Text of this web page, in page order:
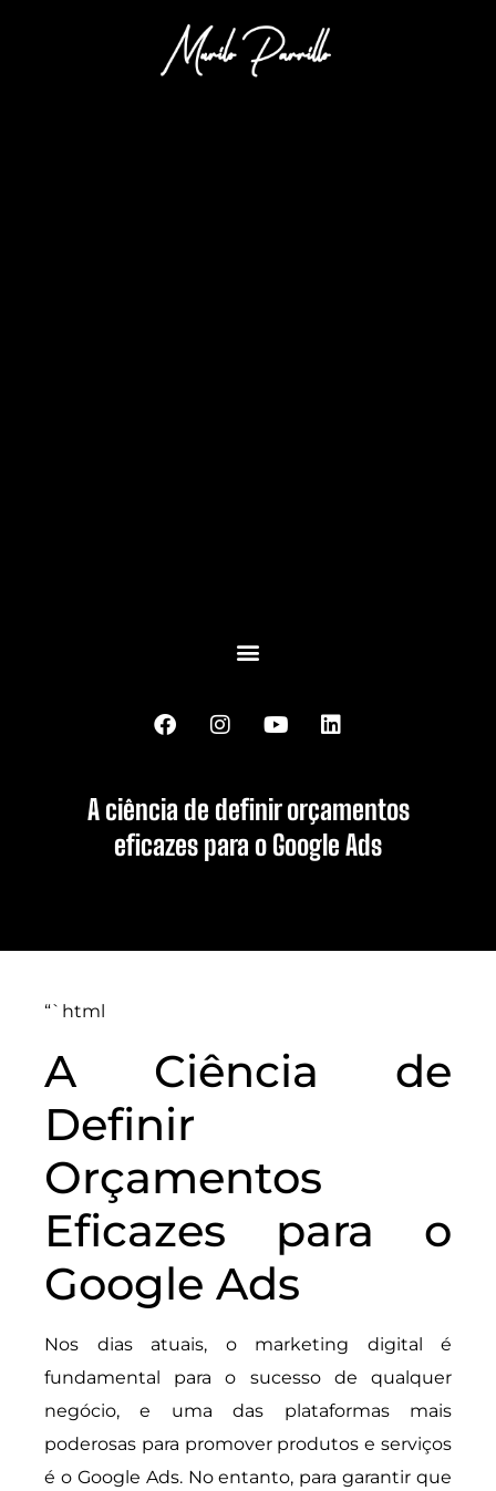
A ciência de definir orçamentos
eficazes para o Google Ads
“`html
A Ciência de
Definir
Orçamentos
Eficazes para o
Google Ads
Nos dias atuais, o marketing digital é
fundamental para o sucesso de qualquer
negócio, e uma das plataformas mais
poderosas para promover produtos e serviços
é o Google Ads. No entanto, para garantir que